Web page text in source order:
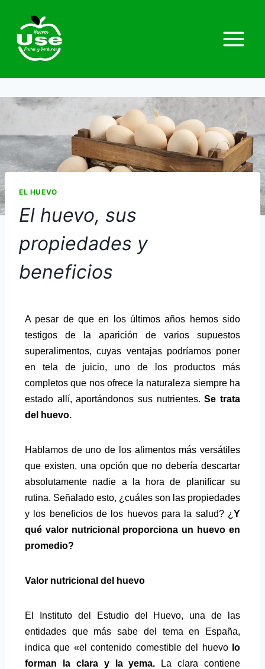
EL HUEVO
El huevo, sus
propiedades y
beneficios
A pesar de que en los últimos años hemos sido
testigos de la aparición de varios supuestos
superalimentos, cuyas ventajas podríamos poner
en tela de juicio, uno de los productos más
completos que nos ofrece la naturaleza siempre ha
estado allí, aportándonos sus nutrientes. Se trata
del huevo.
Hablamos de uno de los alimentos más versátiles
que existen, una opción que no debería descartar
absolutamente nadie a la hora de planificar su
rutina. Señalado esto, ¿cuáles son las propiedades
y los beneficios de los huevos para la salud? ¿ Y
qué valor nutricional proporciona un huevo en
promedio?
Valor nutricional del huevo
El Instituto del Estudio del Huevo, una de las
entidades que más sabe del tema en España,
indica que «el contenido comestible del huevo lo
forman la clara y la yema. La clara contiene